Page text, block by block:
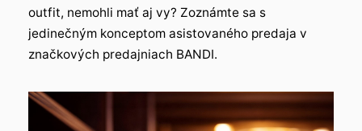
outfit, nemohli mať aj vy? Zoznámte sa s
jedinečným konceptom asistovaného predaja v
značkových predajniach BANDI.